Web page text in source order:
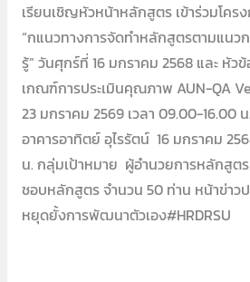
เรียนเชิญหัวหน้าหลักสูตร เข้าร่วมโค
“กแนวทางการจัดทำหลักสูตรตามแนว
รู้” วันศุกร์ที่ 16 มกราคม 2568 และ หัวข้
เกณฑ์การประเมินคุณภาพ AUN-QA
23 มกราคม 2569 เวลา 09.00-
อาคารอาทิตย์ อุไรรัตน์ 16 มกราคม
น. กลุ่มเป้าหมาย ผู้อำนวยการหลักสูต
ชอบหลักสูตร จำนวน 50 ท่าน หน้าข่าว
หยุดยั้งการพัฒนาตัวเอง#HRDRSU